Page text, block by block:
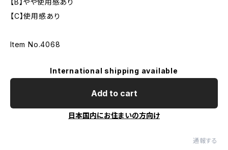
【B】やや使用感あり
【C】使用感あり
Item No.4068
International shipping available
Add to cart
日本国内にお住まいの方向け
通報する